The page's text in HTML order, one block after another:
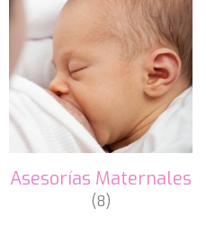
Asesorías Maternales
(8)